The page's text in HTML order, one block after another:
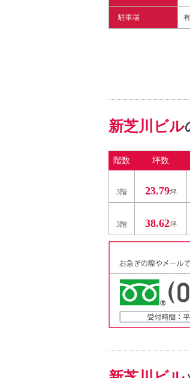
駐車場 有
新芝川ビル
階数 坪数
3階 23.79坪
3階 38.62坪